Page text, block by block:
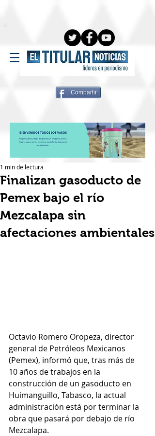
Compartir
Finalizan gasoducto de
Pemex bajo el río
Mezcalapa sin
afectaciones ambientales
1 min de lectura
Octavio Romero Oropeza, director
general de Petróleos Mexicanos
(Pemex), informó que, tras más de
10 años de trabajos en la
construcción de un gasoducto en
Huimanguillo, Tabasco, la actual
administración está por terminar la
obra que pasará por debajo de río
Mezcalapa.